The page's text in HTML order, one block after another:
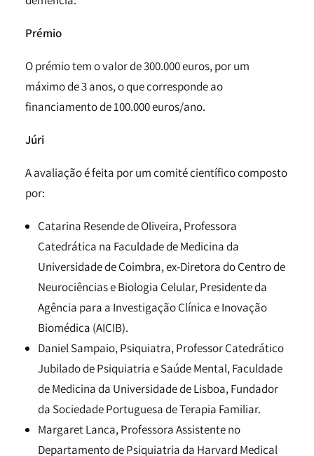
Prémio
O prémio tem o valor de 300.000 euros, por um
máximo de 3 anos, o que corresponde ao
financiamento de 100.000 euros/ano.
Júri
A avaliação é feita por um comité científico composto
por:
Catarina Resende de Oliveira, Professora
Catedrática na Faculdade de Medicina da
Universidade de Coimbra, ex-Diretora do Centro de
Neurociências e Biologia Celular, Presidente da
Agência para a Investigação Clínica e Inovação
Biomédica (AICIB).
Daniel Sampaio, Psiquiatra, Professor Catedrático
Jubilado de Psiquiatria e Saúde Mental, Faculdade
de Medicina da Universidade de Lisboa, Fundador
da Sociedade Portuguesa de Terapia Familiar.
Margaret Lanca, Professora Assistente no
Departamento de Psiquiatria da Harvard Medical